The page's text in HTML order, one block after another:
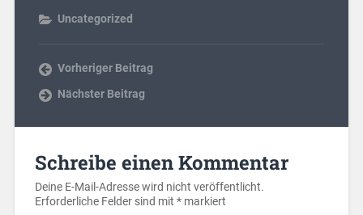
Uncategorized
Vorheriger Beitrag
Nächster Beitrag
Schreibe einen Kommentar
Deine E-Mail-Adresse wird nicht veröffentlicht.
Erforderliche Felder sind mit *markiert